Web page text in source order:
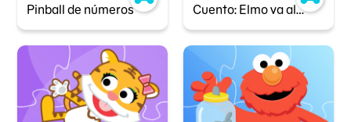
Pinball de números Cuento: Elmo va al médico